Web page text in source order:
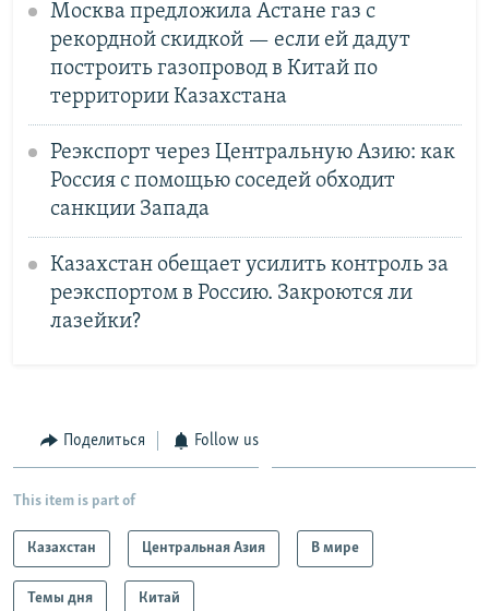
Москва предложила Астане газ с
рекордной скидкой — если ей дадут
построить газопровод в Китай по
территории Казахстана
Реэкспорт через Центральную Азию: как
Россия с помощью соседей обходит
санкции Запада
Казахстан обещает усилить контроль за
реэкспортом в Россию. Закроются ли
лазейки?
Поделиться Follow us
This item is part of
Казахстан Центральная Азия В мире
Темы дня Китай